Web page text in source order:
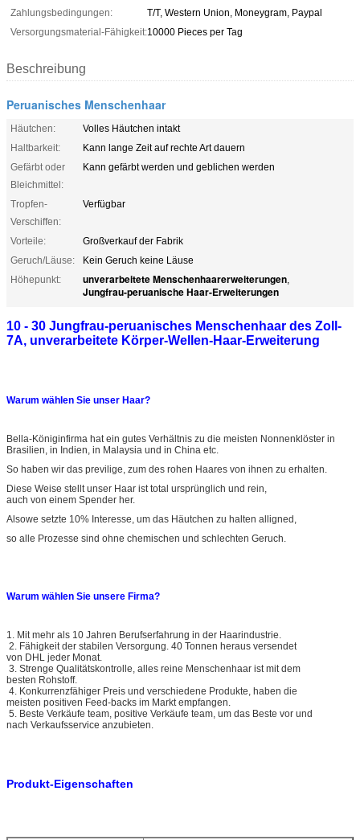
Zahlungsbedingungen:
T/T, Western Union, Moneygram, Paypal
Versorgungsmaterial-Fähigkeit:10000 Pieces per Tag
Beschreibung
Peruanisches Menschenhaar
Häutchen:
Volles Häutchen intakt
Haltbarkeit:
Kann lange Zeit auf rechte Art dauern
Gefärbt oder
Bleichmittel:
Kann gefärbt werden und geblichen werden
Tropfen-
Verschiffen:
Verfügbar
Vorteile:
Großverkauf der Fabrik
Geruch/Läuse:
Kein Geruch keine Läuse
Höhepunkt:
unverarbeitete Menschenhaarerweiterungen,
Jungfrau-peruanische Haar-Erweiterungen
10 - 30 Jungfrau-peruanisches Menschenhaar des Zoll-
7A, unverarbeitete Körper-Wellen-Haar-Erweiterung
Warum wählen Sie unser Haar?
Bella-Königinfirma hat ein gutes Verhältnis zu die meisten Nonnenklöster in
Brasilien, in Indien, in Malaysia und in China etc.
So haben wir das previlige, zum des rohen Haares von ihnen zu erhalten.
Diese Weise stellt unser Haar ist total ursprünglich und rein,
auch von einem Spender her.
Alsowe setzte 10% Interesse, um das Häutchen zu halten alligned,
so alle Prozesse sind ohne chemischen und schlechten Geruch.
Warum wählen Sie unsere Firma?
1. Mit mehr als 10 Jahren Berufserfahrung in der Haarindustrie.
2. Fähigkeit der stabilen Versorgung. 40 Tonnen heraus versendet
von DHL jeder Monat.
3. Strenge Qualitätskontrolle, alles reine Menschenhaar ist mit dem
besten Rohstoff.
4. Konkurrenzfähiger Preis und verschiedene Produkte, haben die
meisten positiven Feed-backs im Markt empfangen.
5. Beste Verkäufe team, positive Verkäufe team, um das Beste vor und
nach Verkaufsservice anzubieten.
Produkt-Eigenschaften